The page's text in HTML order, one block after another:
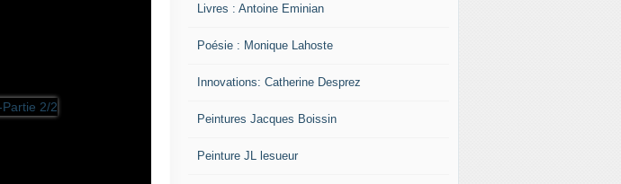
Livres : Antoine Eminian
Poésie : Monique Lahoste
Innovations: Catherine Desprez
Peintures Jacques Boissin
Peinture JL lesueur